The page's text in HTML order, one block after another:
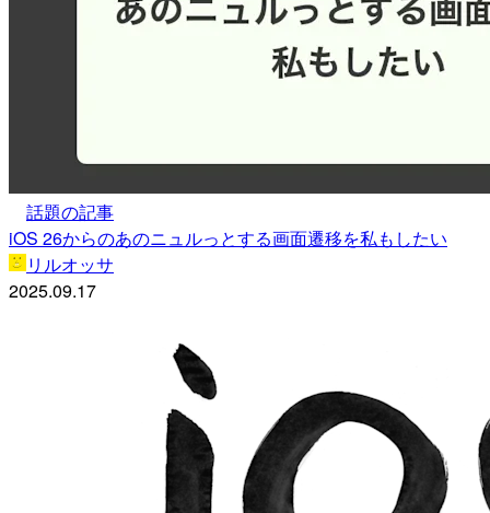
話題の記事
iOS 26からのあのニュルっとする画面遷移を私もしたい
リルオッサ
2025.09.17